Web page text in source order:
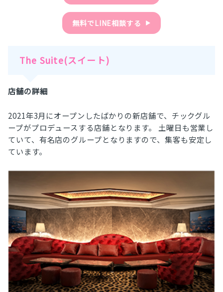
無料でLINE相談する ▶︎
The Suite(スイート)
店舗の詳細
2021年3月にオープンしたばかりの新店舗で、チックグル
ープがプロデュースする店舗となります。 土曜日も営業し
ていて、有名店のグループとなりますので、集客も安定し
ています。